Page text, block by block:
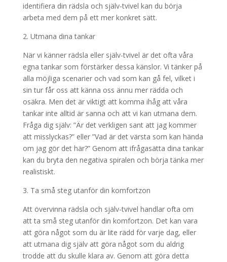
identifiera din rädsla och själv-tvivel kan du börja
arbeta med dem på ett mer konkret sätt.
2. Utmana dina tankar
När vi känner rädsla eller själv-tvivel är det ofta våra
egna tankar som förstärker dessa känslor. Vi tänker på
alla möjliga scenarier och vad som kan gå fel, vilket i
sin tur får oss att känna oss ännu mer rädda och
osäkra. Men det är viktigt att komma ihåg att våra
tankar inte alltid är sanna och att vi kan utmana dem.
Fråga dig själv: ”Är det verkligen sant att jag kommer
att misslyckas?” eller ”Vad är det värsta som kan hända
om jag gör det här?” Genom att ifrågasätta dina tankar
kan du bryta den negativa spiralen och börja tänka mer
realistiskt.
3. Ta små steg utanför din komfortzon
Att övervinna rädsla och själv-tvivel handlar ofta om
att ta små steg utanför din komfortzon. Det kan vara
att göra något som du är lite rädd för varje dag, eller
att utmana dig själv att göra något som du aldrig
trodde att du skulle klara av. Genom att göra detta